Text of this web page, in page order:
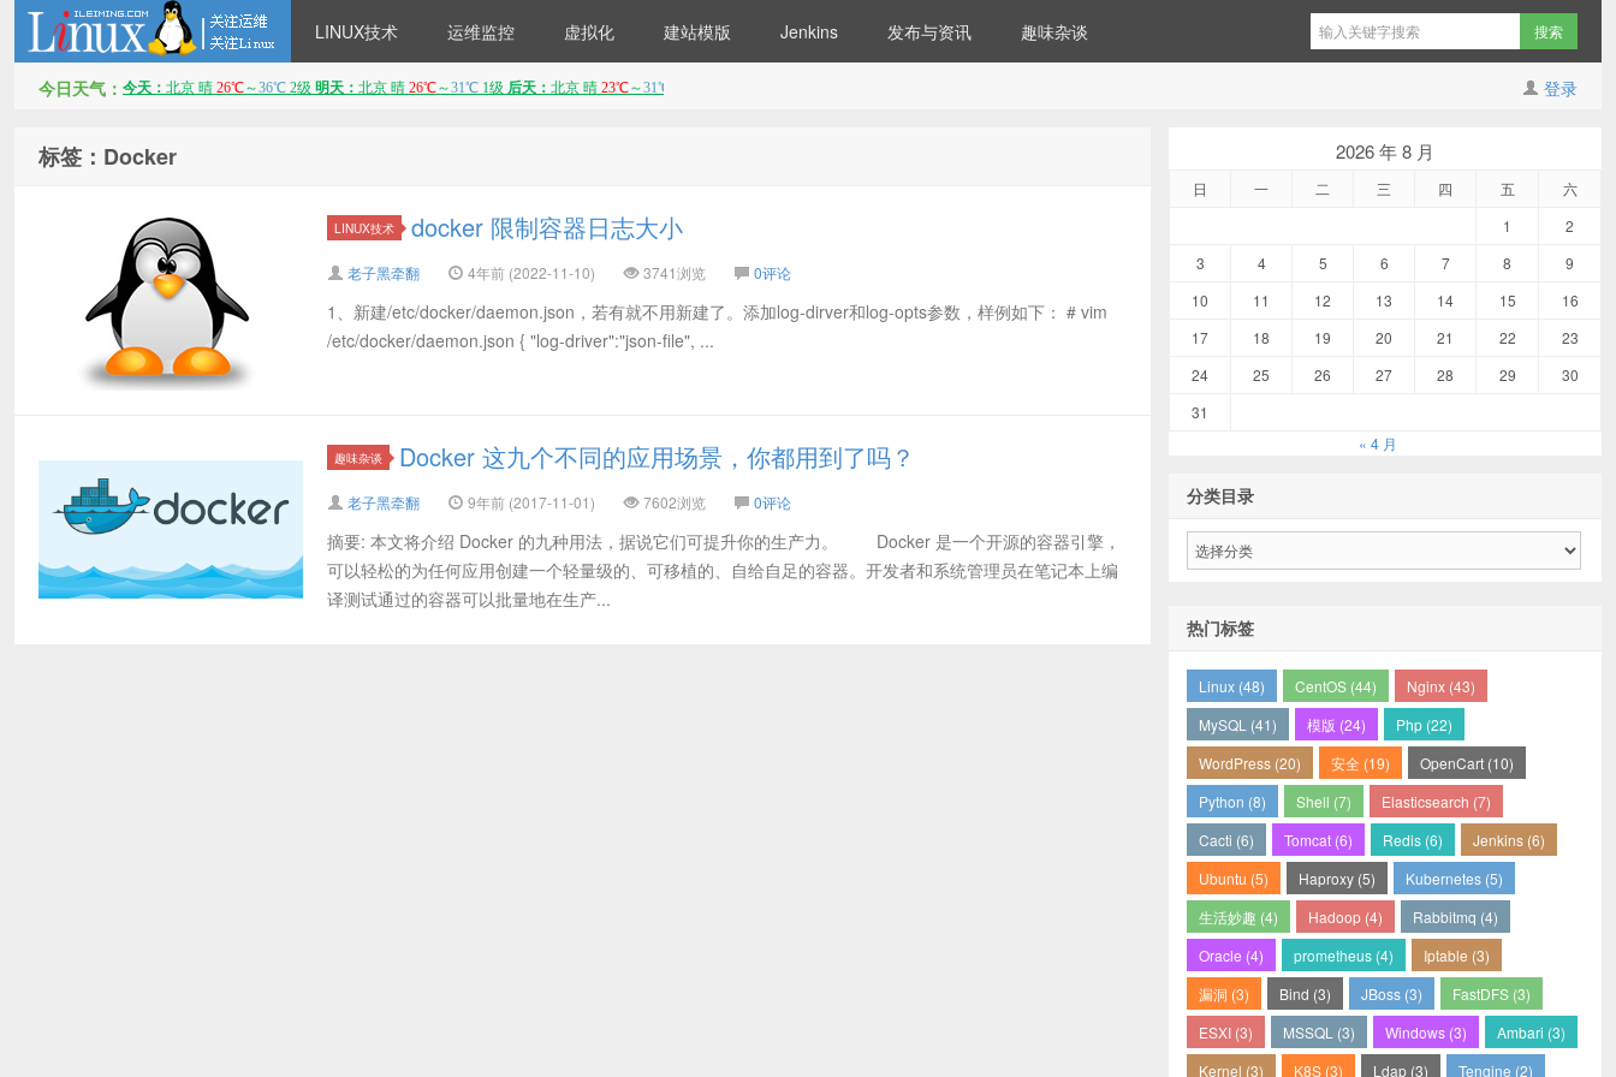
LINUX技术 运维监控 虚拟化 建站模版 Jenkins 发布与资讯 趣味杂谈
登录
今日天气：
标签：Docker
LINUX技术 docker 限制容器日志大小
老子黑牵翻 4年前 (2022-11-10) 3741浏览 0评论
1、新建/etc/docker/daemon.json，若有就不用新建了。添加log-dirver和log-opts参数，样例如下： # vim
/etc/docker/daemon.json { "log-driver":"json-file", ...
趣味杂谈 Docker 这九个不同的应用场景，你都用到了吗？
老子黑牵翻 9年前 (2017-11-01) 7602浏览 0评论
摘要: 本文将介绍 Docker 的九种用法，据说它们可提升你的生产力。 Docker 是一个开源的容器引擎，
可以轻松的为任何应用创建一个轻量级的、可移植的、自给自足的容器。开发者和系统管理员在笔记本上编
译测试通过的容器可以批量地在生产...
2026 年 8 月
日 一 二 三 四 五
六
1
2
3
4 5 6 7 8
9
10
11 12 13 14 15
16
17
18 19 20 21 22
23
24
25 26 27 28 29
30
31
« 4 月
分类目录
热门标签
Linux (48) CentOS (44)
Nginx (43)
MySQL (41)
模版 (24)
Php (22)
WordPress (20)
安全 (19)
OpenCart (10)
Python (8)
Shell (7)
Elasticsearch (7)
Cacti (6)
Tomcat (6) Redis (6)
Jenkins (6)
Ubuntu (5)
Haproxy (5)
Kubernetes (5)
生活妙趣 (4)
Hadoop (4)
Rabbitmq (4)
Oracle (4)
prometheus (4)
Iptable (3)
漏洞 (3)
Bind (3) JBoss (3)
FastDFS (3)
ESXI (3)
MSSQL (3) Windows (3)
Ambari (3)
Kernel (3)
K8S (3) Ldap (3) Tengine (2)